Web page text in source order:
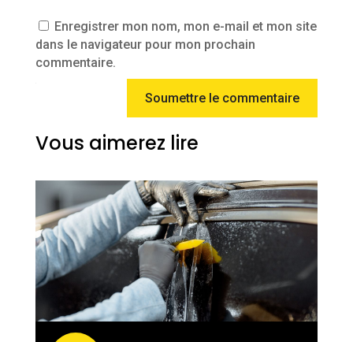
Enregistrer mon nom, mon e-mail et mon site
dans le navigateur pour mon prochain
commentaire.
Soumettre le commentaire
Vous aimerez lire